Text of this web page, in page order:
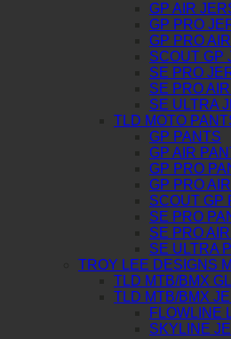
GP AIR
GP PRO
GP PRO
SCOUT GP
SE PRO
SE PRO
SE ULTRA
TLD MOTO
GP PANTS
GP AIR
GP PRO
GP PRO
SCOUT GP
SE PRO
SE PRO
SE ULTRA
TROY LEE DESIGNS
TLD MTB/BMX
TLD MTB/BMX
FLOWLINE
SKYLINE